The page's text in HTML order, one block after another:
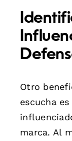
Otro
escucha
marca. Al